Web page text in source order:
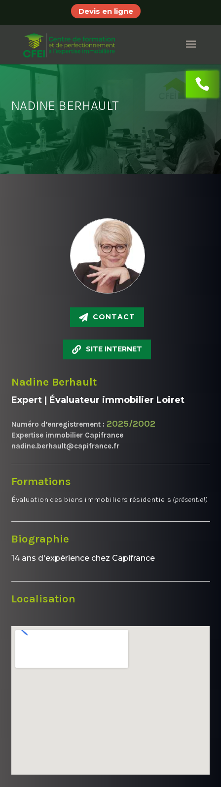
Devis en ligne
NADINE BERHAULT
CONTACT
SITE INTERNET
Nadine Berhault
Expert | Évaluateur immobilier Loiret
Numéro d’enregistrement : 2025/2002
Expertise immobilier Capifrance
nadine.berhault@capifrance.fr
Formations
Évaluation des biens immobiliers résidentiels (présentiel)
Biographie
14 ans d'expérience chez Capifrance
Localisation